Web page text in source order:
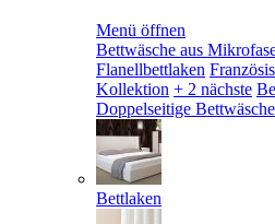
Menü öffnen
Bettwäsche aus
Flanellbettlaken
Kollektion + 2 nächste
Doppelseitige Bettwäsche
Bettlaken